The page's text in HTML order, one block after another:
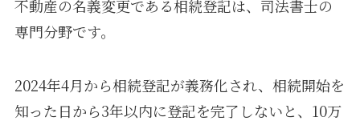
不動産の名義変更である相続登記は、司法書士の
専門分野です。
2024年4月から相続登記が義務化され、相続開始を
知った日から3年以内に登記を完了しないと、10万